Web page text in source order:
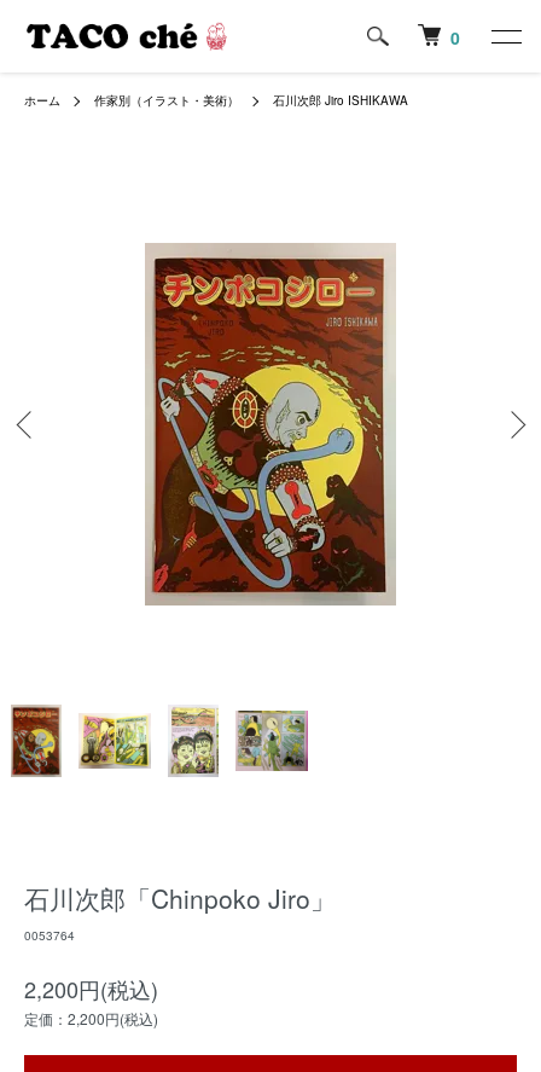
0
ホーム 作家別（イラスト・美術） 石川次郎 Jiro ISHIKAWA
石川次郎「Chinpoko Jiro」
0053764
2,200円(税込)
定価：2,200円(税込)